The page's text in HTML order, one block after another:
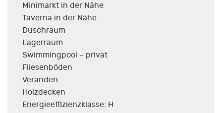
Minimarkt in der Nähe
Taverna in der Nähe
Duschraum
Lagerraum
Swimmingpool – privat
Fliesenböden
Veranden
Holzdecken
Energieeffizienzklasse: H